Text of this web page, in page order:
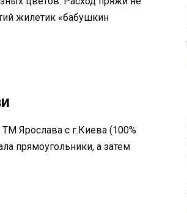
жилетик «бабушкин
Ярослава с г.Киева (100%
прямоугольники, а затем